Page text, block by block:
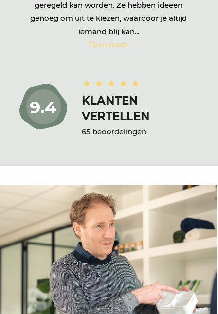
geregeld kan worden. Ze hebben ideeen
genoeg om uit te kiezen, waardoor je altijd
iemand blij kan...
Toon meer
9.4
KLANTEN
VERTELLEN
65 beoordelingen